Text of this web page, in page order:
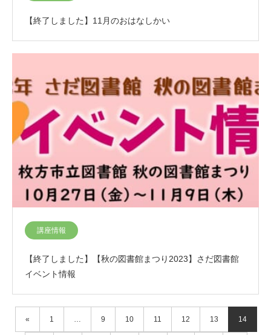
【終了しました】11月のおはなしかい
講座情報
【終了しました】【秋の図書館まつり2023】さだ図書館
イベント情報
« 1 … 9 10 11 12 13 14